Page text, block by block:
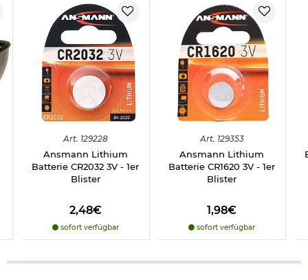
Art. 129228
Ansmann Lithium
Batterie CR2032 3V - 1er
Blister
2,48€
sofort verfügbar
Art. 129353
Ansmann Lithium
Batterie CR1620 3V - 1er
Blister
1,98€
sofort verfügbar